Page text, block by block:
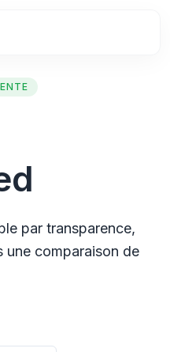
par transparence,
une comparaison de